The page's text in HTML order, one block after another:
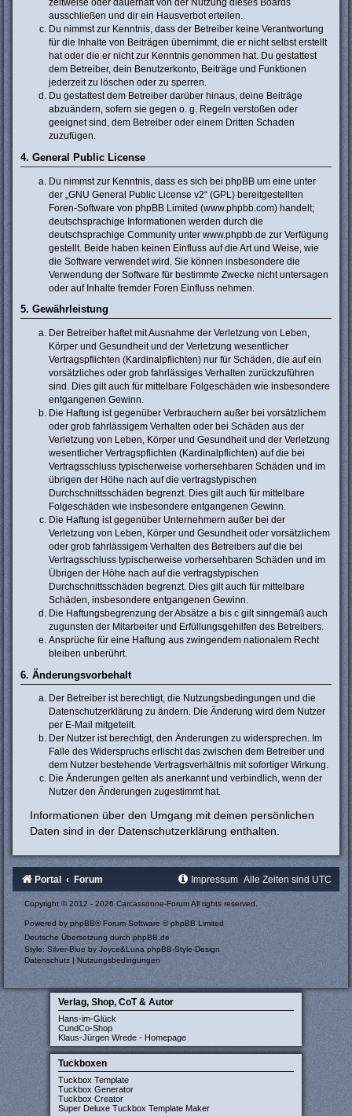
zeitweise oder dauerhaft von der Nutzung dieses Boards
ausschließen und dir ein Hausverbot erteilen.
Du nimmst zur Kenntnis, dass der Betreiber keine Verantwortung
für die Inhalte von Beiträgen übernimmt, die er nicht selbst erstellt
hat oder die er nicht zur Kenntnis genommen hat. Du gestattest
dem Betreiber, dein Benutzerkonto, Beiträge und Funktionen
jederzeit zu löschen oder zu sperren.
Du gestattest dem Betreiber darüber hinaus, deine Beiträge
abzuändern, sofern sie gegen o. g. Regeln verstoßen oder
geeignet sind, dem Betreiber oder einem Dritten Schaden
zuzufügen.
4. General Public License
Du nimmst zur Kenntnis, dass es sich bei phpBB um eine unter
der „ GNU General Public License v2“ (GPL) bereitgestellten
Foren-Software von phpBB Limited (www.phpbb.com) handelt;
deutschsprachige Informationen werden durch die
deutschsprachige Community unter www.phpbb.de zur Verfügung
gestellt. Beide haben keinen Einfluss auf die Art und Weise, wie
die Software verwendet wird. Sie können insbesondere die
Verwendung der Software für bestimmte Zwecke nicht untersagen
oder auf Inhalte fremder Foren Einfluss nehmen.
5. Gewährleistung
Der Betreiber haftet mit Ausnahme der Verletzung von Leben,
Körper und Gesundheit und der Verletzung wesentlicher
Vertragspflichten (Kardinalpflichten) nur für Schäden, die auf ein
vorsätzliches oder grob fahrlässiges Verhalten zurückzuführen
sind. Dies gilt auch für mittelbare Folgeschäden wie insbesondere
entgangenen Gewinn.
Die Haftung ist gegenüber Verbrauchern außer bei vorsätzlichem
oder grob fahrlässigem Verhalten oder bei Schäden aus der
Verletzung von Leben, Körper und Gesundheit und der Verletzung
wesentlicher Vertragspflichten (Kardinalpflichten) auf die bei
Vertragsschluss typischerweise vorhersehbaren Schäden und im
übrigen der Höhe nach auf die vertragstypischen
Durchschnittsschäden begrenzt. Dies gilt auch für mittelbare
Folgeschäden wie insbesondere entgangenen Gewinn.
Die Haftung ist gegenüber Unternehmern außer bei der
Verletzung von Leben, Körper und Gesundheit oder vorsätzlichem
oder grob fahrlässigem Verhalten des Betreibers auf die bei
Vertragsschluss typischerweise vorhersehbaren Schäden und im
Übrigen der Höhe nach auf die vertragstypischen
Durchschnittsschäden begrenzt. Dies gilt auch für mittelbare
Schäden, insbesondere entgangenen Gewinn.
Die Haftungsbegrenzung der Absätze a bis c gilt sinngemäß auch
zugunsten der Mitarbeiter und Erfüllungsgehilfen des Betreibers.
Ansprüche für eine Haftung aus zwingendem nationalem Recht
bleiben unberührt.
6. Änderungsvorbehalt
Der Betreiber ist berechtigt, die Nutzungsbedingungen und die
Datenschutzerklärung zu ändern. Die Änderung wird dem Nutzer
per E-Mail mitgeteilt.
Der Nutzer ist berechtigt, den Änderungen zu widersprechen. Im
Falle des Widerspruchs erlischt das zwischen dem Betreiber und
dem Nutzer bestehende Vertragsverhältnis mit sofortiger Wirkung.
Die Änderungen gelten als anerkannt und verbindlich, wenn der
Nutzer den Änderungen zugestimmt hat.
Informationen über den Umgang mit deinen persönlichen
Daten sind in der Datenschutzerklärung enthalten.
Portal Forum Alle Zeiten sind UTC
Impressum
Copyright © 2012 - 2026 Carcassonne-Forum All rights reserved.
Powered by phpBB® Forum Software © phpBB Limited
Deutsche Übersetzung durch phpBB.de
Style: Silver-Blue by Joyce&LunaphpBB-Style-Design
Datenschutz |Nutzungsbedingungen
Verlag, Shop, CoT & Autor
Hans-im-Glück
CundCo-Shop
Klaus-Jürgen Wrede - Homepage
Tuckboxen
Tuckbox Template
Tuckbox Generator
Tuckbox Creator
Super Deluxe Tuckbox Template Maker